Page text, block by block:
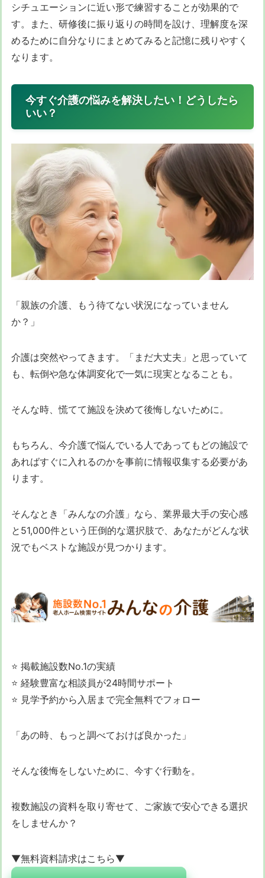
シチュエーションに近い形で練習することが効果的で
す。また、研修後に振り返りの時間を設け、理解度を深
めるために自分なりにまとめてみると記憶に残りやすく
なります。
今すぐ介護の悩みを解決したい！どうしたら
いい？
「親族の介護、もう待てない状況になっていません
か？」
介護は突然やってきます。「まだ大丈夫」と思っていて
も、転倒や急な体調変化で一気に現実となることも。
そんな時、慌てて施設を決めて後悔しないために。
もちろん、今介護で悩んでいる人であってもどの施設で
あればすぐに入れるのかを事前に情報収集する必要があ
ります。
そんなとき「みんなの介護」なら、業界最大手の安心感
と51,000件という圧倒的な選択肢で、あなたがどんな状
況でもベストな施設が見つかります。
⭐ 掲載施設数No.1の実績
⭐ 経験豊富な相談員が24時間サポート
⭐ 見学予約から入居まで完全無料でフォロー
「あの時、もっと調べておけば良かった」
そんな後悔をしないために、今すぐ行動を。
複数施設の資料を取り寄せて、ご家族で安心できる選択
をしませんか？
▼無料資料請求はこちら▼